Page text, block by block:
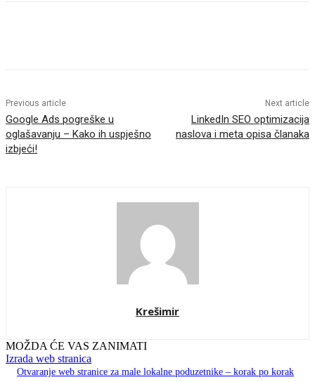
Previous article
Google Ads pogreške u
oglašavanju – Kako ih uspješno
izbjeći!
Next article
LinkedIn SEO optimizacija
naslova i meta opisa članaka
Krešimir
MOŽDA ĆE VAS ZANIMATI
Izrada web stranica
Otvaranje web stranice za male lokalne poduzetnike – korak po korak